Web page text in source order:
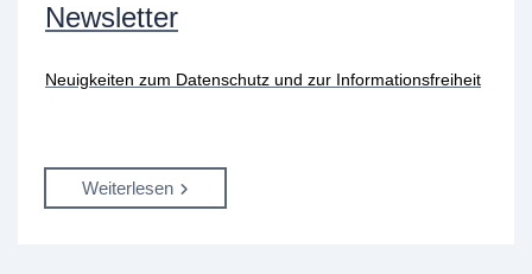
Newsletter
Neuigkeiten zum Datenschutz und zur Informationsfreiheit
Weiterlesen